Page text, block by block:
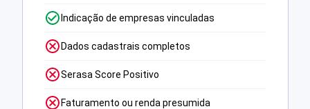
Indicação de empresas vinculadas
Dados cadastrais completos
Serasa Score Positivo
Faturamento ou renda presumida